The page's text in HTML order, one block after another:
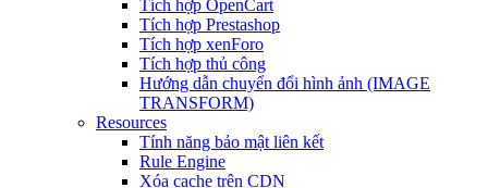
Tích hợp OpenCart
Tích hợp Prestashop
Tích hợp xenForo
Tích hợp thủ công
Hướng dẫn chuyển đổi hình ảnh (IMAGE
TRANSFORM)
Resources
Tính năng bảo mật liên kết
Rule Engine
Xóa cache trên CDN